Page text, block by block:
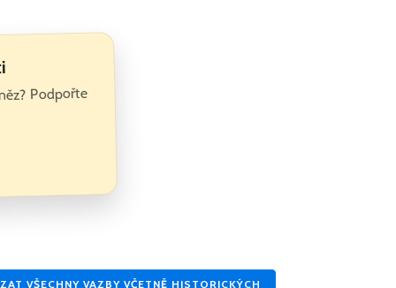
Podpořte
VŠECHNY VAZBY VČETNĚ HISTORICKÝCH